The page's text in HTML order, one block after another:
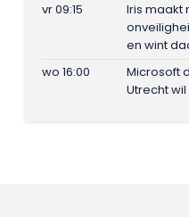
vr 09:15
Iris maakt
en wint
wo 16:00
Microsoft
Utrecht